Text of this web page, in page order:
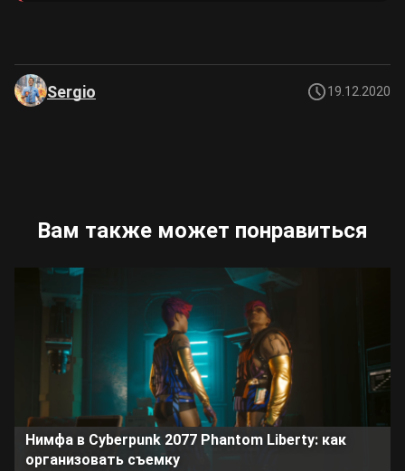
Sergio 19.12.2020
Вам также может понравиться
Нимфа в Cyberpunk 2077 Phantom Liberty: как
организовать съемку